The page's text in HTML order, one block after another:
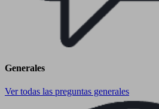
Generales
Ver todas las preguntas generales